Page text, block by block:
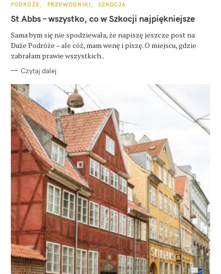
K
T
E
O
R
I
PODRÓŻE PRZEWODNIKI SZKOCJA
St Abbs – wszystko, co w Szkocji najpiękniejsze
Sama bym się nie spodziewała, że napiszę jeszcze post na
Duże Podróże – ale cóż, mam wenę i piszę. O miejscu, gdzie
zabrałam prawie wszystkich..
Czytaj dalej